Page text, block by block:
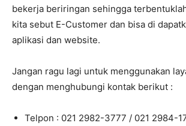
bekerja beriringan sehingga
kita sebut E-Customer dan bisa di
aplikasi dan website.
Jangan ragu lagi untuk menggunakan
dengan menghubungi kontak berikut :
Telpon : 021 2982-3777 / 021 2984-